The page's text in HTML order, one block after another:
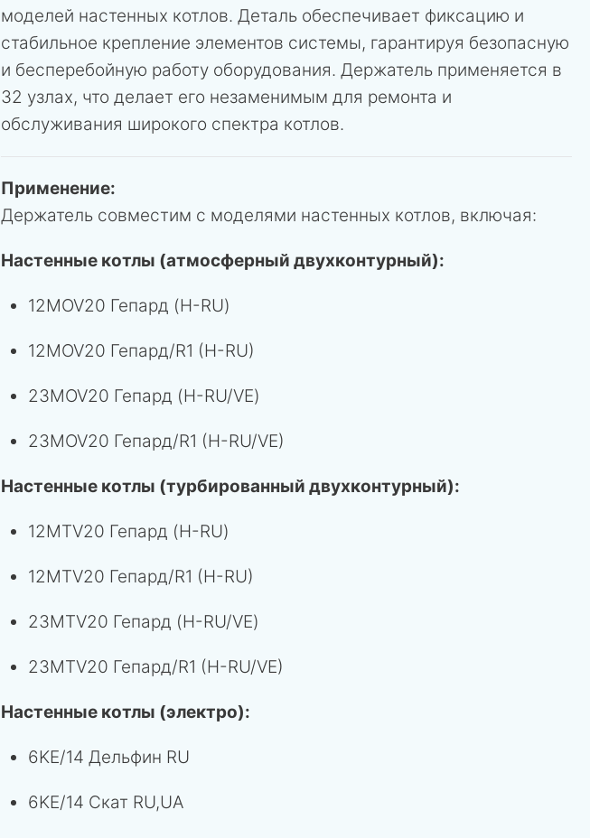
моделей настенных котлов. Деталь обеспечивает фиксацию и
стабильное крепление элементов системы, гарантируя безопасную
и бесперебойную работу оборудования. Держатель применяется в
32 узлах, что делает его незаменимым для ремонта и
обслуживания широкого спектра котлов.
Применение:
Держатель совместим с моделями настенных котлов, включая:
Настенные котлы (атмосферный двухконтурный):
12MOV20 Гепард (H-RU)
12MOV20 Гепард/R1 (H-RU)
23MOV20 Гепард (H-RU/VE)
23MOV20 Гепард/R1 (H-RU/VE)
Настенные котлы (турбированный двухконтурный):
12MTV20 Гепард (H-RU)
12MTV20 Гепард/R1 (H-RU)
23MTV20 Гепард (H-RU/VE)
23MTV20 Гепард/R1 (H-RU/VE)
Настенные котлы (электро):
6KE/14 Дельфин RU
6KE/14 Скат RU,UA